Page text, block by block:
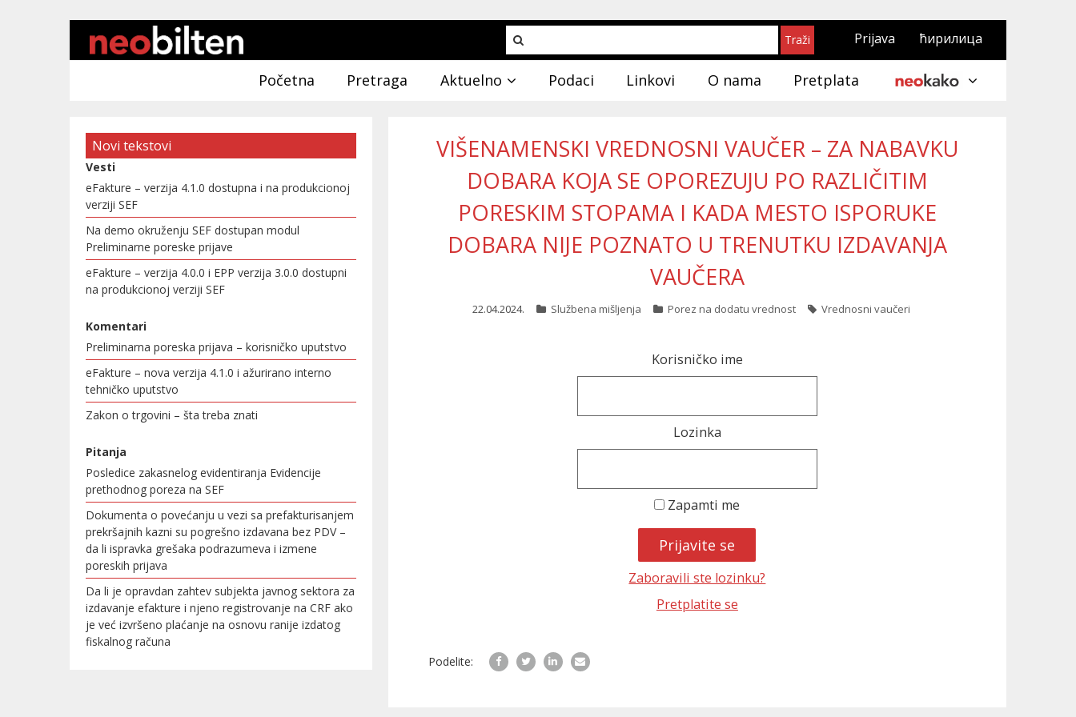
Prijava ћирилица
Početna Pretraga Aktuelno Podaci Linkovi O nama Pretplata
VIŠENAMENSKI VREDNOSNI VAUČER – ZA NABAVKU
DOBARA KOJA SE OPOREZUJU PO RAZLIČITIM
PORESKIM STOPAMA I KADA MESTO ISPORUKE
DOBARA NIJE POZNATO U TRENUTKU IZDAVANJA
VAUČERA
22.04.2024. Službena mišljenja Porez na dodatu vrednost Vrednosni vaučeri
Korisničko ime
Lozinka
Zapamti me
Zaboravili ste lozinku?
Pretplatite se
Podelite:
Novi tekstovi
Vesti
eFakture – verzija 4.1.0 dostupna i na produkcionoj
verziji SEF
Na demo okruženju SEF dostupan modul
Preliminarne poreske prijave
eFakture – verzija 4.0.0 i EPP verzija 3.0.0 dostupni
na produkcionoj verziji SEF
Komentari
Preliminarna poreska prijava – korisničko uputstvo
eFakture – nova verzija 4.1.0 i ažurirano interno
tehničko uputstvo
Zakon o trgovini – šta treba znati
Pitanja
Posledice zakasnelog evidentiranja Evidencije
prethodnog poreza na SEF
Dokumenta o povećanju u vezi sa prefakturisanjem
prekršajnih kazni su pogrešno izdavana bez PDV –
da li ispravka grešaka podrazumeva i izmene
poreskih prijava
Da li je opravdan zahtev subjekta javnog sektora za
izdavanje efakture i njeno registrovanje na CRF ako
je već izvršeno plaćanje na osnovu ranije izdatog
fiskalnog računa